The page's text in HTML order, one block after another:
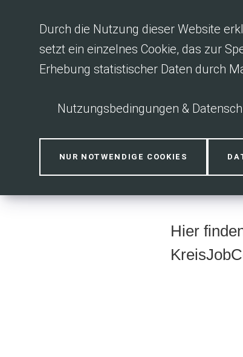
Durch die Nutzung dieser Website
setzt ein einzelnes Cookie, das zur
Erhebung statistischer Daten durch
Nutzungsbedingungen &
NUR NOTWENDIGE COOKIES
Berichte
Hier